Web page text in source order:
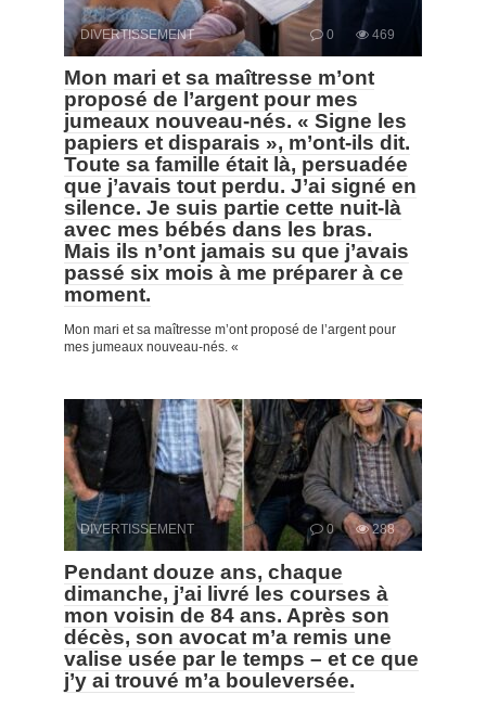
DIVERTISSEMENT 0 469
Mon mari et sa maîtresse m’ont
proposé de l’argent pour mes
jumeaux nouveau-nés. « Signe les
papiers et disparais », m’ont-ils dit.
Toute sa famille était là, persuadée
que j’avais tout perdu. J’ai signé en
silence. Je suis partie cette nuit-là
avec mes bébés dans les bras.
Mais ils n’ont jamais su que j’avais
passé six mois à me préparer à ce
moment.
Mon mari et sa maîtresse m’ont proposé de l’argent pour
mes jumeaux nouveau-nés. «
DIVERTISSEMENT 0 288
Pendant douze ans, chaque
dimanche, j’ai livré les courses à
mon voisin de 84 ans. Après son
décès, son avocat m’a remis une
valise usée par le temps – et ce que
j’y ai trouvé m’a bouleversée.